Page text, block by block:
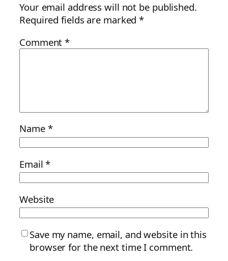
Your email address will not be published.
Required fields are marked*
Comment*
Name *
Email*
Website
Save my name, email, and website in this
browser for the next time I comment.